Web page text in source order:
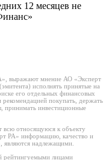
12 месяцев не
выражают мнение АО «Эксперт
исполнять принятые на
его отдельных финансовых
рекомендацией покупать, держать
принимать инвестиционные
относящуюся к объекту
РА» информацию, качество и
являются надлежащими.
рейтингуемыми лицами